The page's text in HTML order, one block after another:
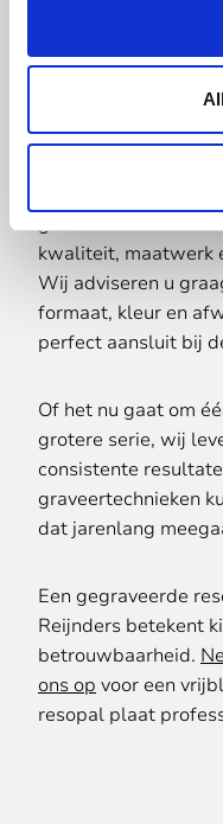
Wilt u een resopal
graveren? Dan bent
kwaliteit, maatwerk
Wij adviseren u
formaat, kleur en
perfect aansluit bij
Of het nu gaat om
grotere serie, wij
consistente
graveertechnieken
dat jarenlang
Een gegraveerde
Reijnders betekent
betrouwbaarheid.
ons op voor een
resopal plaat